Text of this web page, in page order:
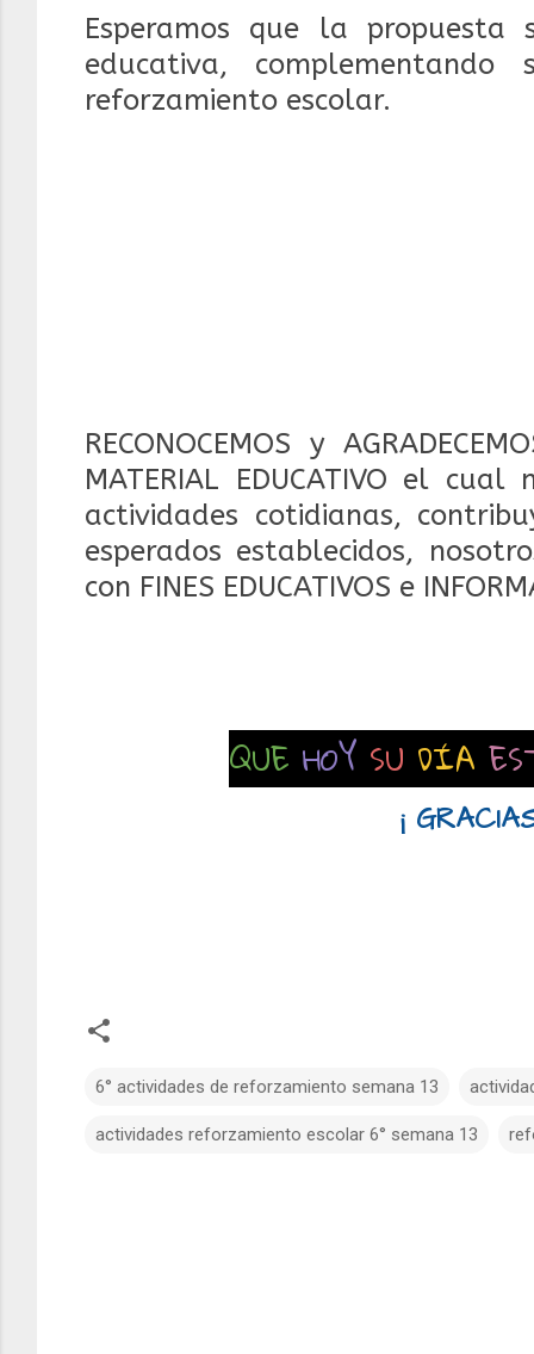
Esperamos que la
educativa,
reforzamiento escolar.
RECONOCEMOS y
MATERIAL EDUCATIVO el
actividades cotidianas,
esperados establecidos,
con FINES EDUCATIVOS e
QUE HOY SU DÍA
¡
6° actividades de reforzamiento semana 13
actividades reforzamiento escolar 6° semana 13